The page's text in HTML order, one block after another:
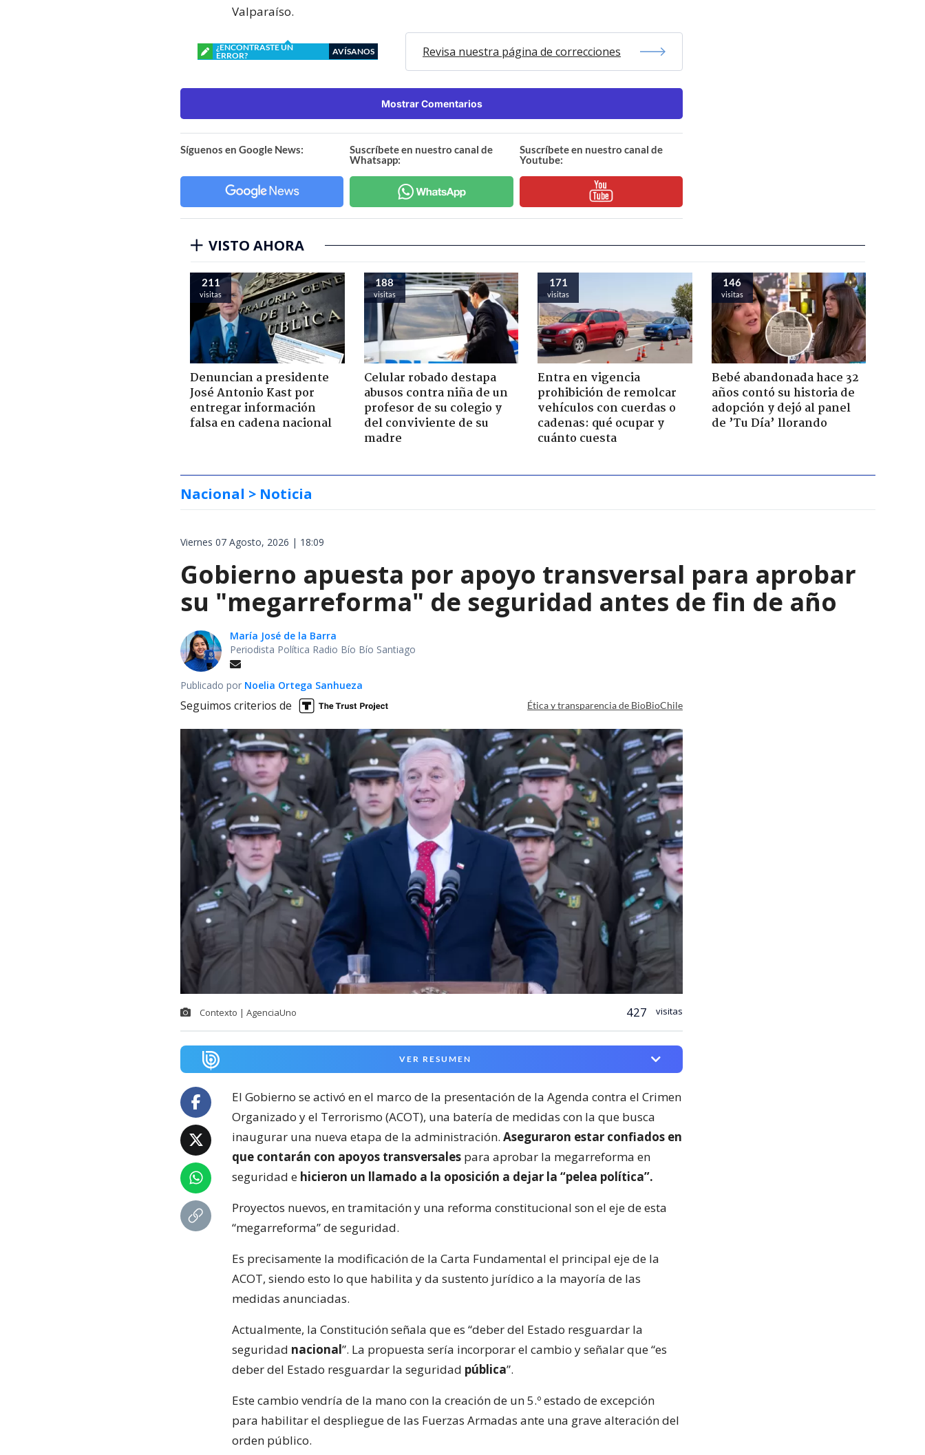
Valparaíso.
¿ENCONTRASTE UN
ERROR?
AVÍSANOS Revisa nuestra página de correcciones
Mostrar Comentarios
Síguenos en Google News:
Suscríbete en nuestro canal de
Whatsapp:
Suscríbete en nuestro canal de
Youtube:
VISTO AHORA
211
visitas
Denuncian a presidente
José Antonio Kast por
entregar información
falsa en cadena nacional
188
visitas
Celular robado destapa
abusos contra niña de un
profesor de su colegio y
del conviviente de su
madre
171
visitas
Entra en vigencia
prohibición de remolcar
vehículos con cuerdas o
cadenas: qué ocupar y
cuánto cuesta
146
visitas
Bebé abandonada hace 32
años contó su historia de
adopción y dejó al panel
de ’Tu Día’ llorando
Nacional > Noticia
Viernes 07 Agosto, 2026 | 18:09
Gobierno apuesta por apoyo transversal para aprobar
su "megarreforma" de seguridad antes de fin de año
María José de la Barra
Periodista Política Radio Bío Bío Santiago
Publicado por Noelia Ortega Sanhueza
Seguimos criterios de Ética y transparencia de BioBioChile
Contexto | AgenciaUno 427 visitas
VER RESUMEN
El Gobierno se activó en el marco de la presentación de la Agenda contra el Crimen
Organizado y el Terrorismo (ACOT), una batería de medidas con la que busca
inaugurar una nueva etapa de la administración. Aseguraron estar confiados en
que contarán con apoyos transversales para aprobar la megarreforma en
seguridad e hicieron un llamado a la oposición a dejar la “pelea política”.
Proyectos nuevos, en tramitación y una reforma constitucional son el eje de esta
“megarreforma” de seguridad.
Es precisamente la modificación de la Carta Fundamental el principal eje de la
ACOT, siendo esto lo que habilita y da sustento jurídico a la mayoría de las
medidas anunciadas.
Actualmente, la Constitución señala que es “deber del Estado resguardar la
seguridad nacional”. La propuesta sería incorporar el cambio y señalar que “es
deber del Estado resguardar la seguridad pública”.
Este cambio vendría de la mano con la creación de un 5.º estado de excepción
para habilitar el despliegue de las Fuerzas Armadas ante una grave alteración del
orden público.